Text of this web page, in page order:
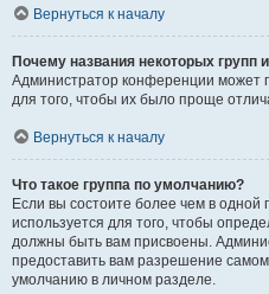
Вернуться к началу
Почему названия некоторых групп
Администратор конференции может
для того, чтобы их было проще
Вернуться к началу
Что такое группа по умолчанию?
Если вы состоите более чем в
используется для того, чтобы
должны быть вам присвоены.
предоставить вам разрешение
умолчанию в личном разделе.